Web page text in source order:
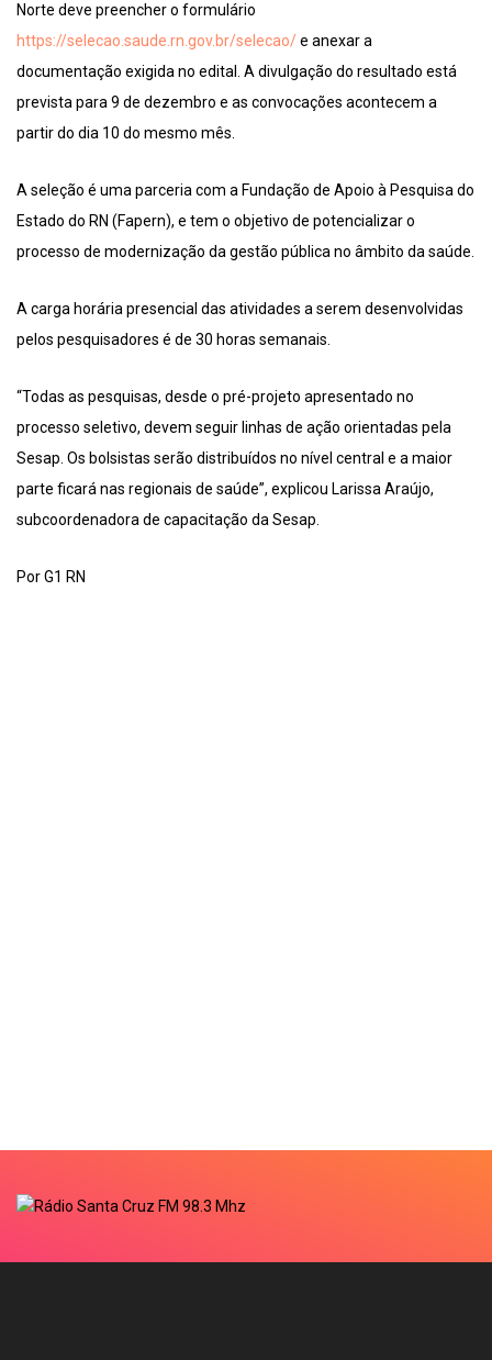
Norte deve preencher o formulário
https://selecao.saude.rn.gov.br/selecao/e anexar a
documentação exigida no edital. A divulgação do resultado está
prevista para 9 de dezembro e as convocações acontecem a
partir do dia 10 do mesmo mês.
A seleção é uma parceria com a Fundação de Apoio à Pesquisa do
Estado do RN (Fapern), e tem o objetivo de potencializar o
processo de modernização da gestão pública no âmbito da saúde.
A carga horária presencial das atividades a serem desenvolvidas
pelos pesquisadores é de 30 horas semanais.
“Todas as pesquisas, desde o pré-projeto apresentado no
processo seletivo, devem seguir linhas de ação orientadas pela
Sesap. Os bolsistas serão distribuídos no nível central e a maior
parte ficará nas regionais de saúde”, explicou Larissa Araújo,
subcoordenadora de capacitação da Sesap.
Por G1 RN